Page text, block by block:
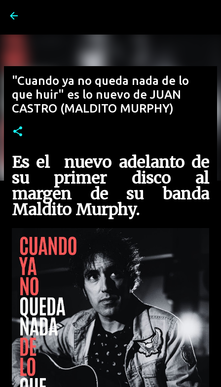
"Cuando ya no queda nada de lo
que huir" es lo nuevo de JUAN
CASTRO (MALDITO MURPHY)
Es el nuevo adelanto de
su primer disco al
margen de su banda
Maldito Murphy.